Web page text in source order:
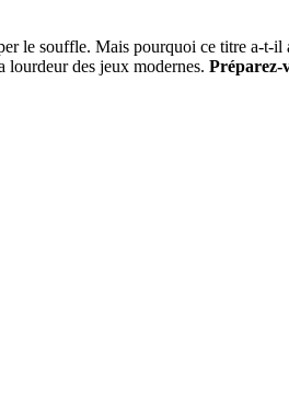
le souffle. Mais pourquoi ce titre a-t-il
lourdeur des jeux modernes. Préparez-